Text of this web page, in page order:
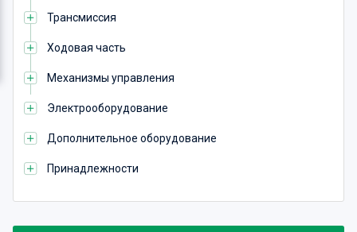
Трансмиссия
Ходовая часть
Механизмы управления
Электрооборудование
Дополнительное оборудование
Принадлежности